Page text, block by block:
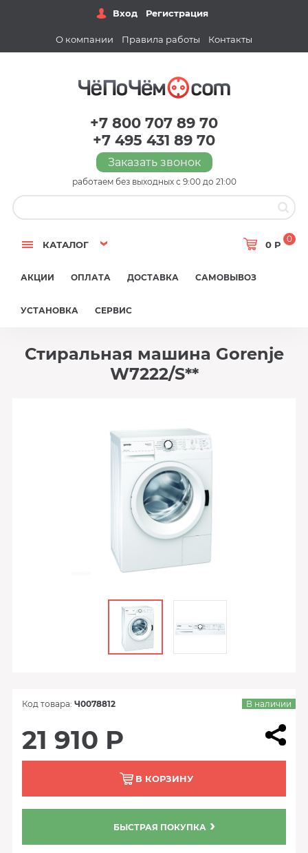
Вход Регистрация
О компании Правила работы Контакты
+7 800 707 89 70
+7 495 431 89 70
Заказать звонок
работаем без выходных с 9:00 до 21:00
КАТАЛОГ 0 Р
0
АКЦИИ ОПЛАТА ДОСТАВКА САМОВЫВОЗ
УСТАНОВКА СЕРВИС
Стиральная машина Gorenje
W7222/S**
Код товара: Ч0078812 В наличии
21 910 Р
В КОРЗИНУ
БЫСТРАЯ ПОКУПКА